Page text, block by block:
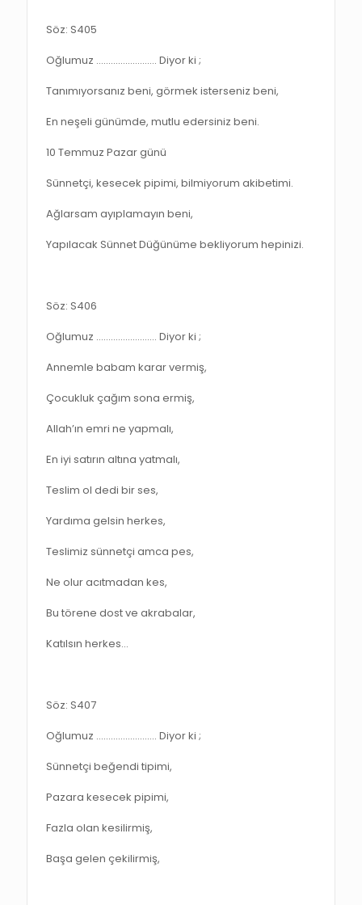
Söz: S405
Oğlumuz ……………………. Diyor ki ;
Tanımıyorsanız beni, görmek isterseniz beni,
En neşeli günümde, mutlu edersiniz beni.
10 Temmuz Pazar günü
Sünnetçi, kesecek pipimi, bilmiyorum akibetimi.
Ağlarsam ayıplamayın beni,
Yapılacak Sünnet Düğünüme bekliyorum hepinizi.
Söz: S406
Oğlumuz ……………………. Diyor ki ;
Annemle babam karar vermiş,
Çocukluk çağım sona ermiş,
Allah’ın emri ne yapmalı,
En iyi satırın altına yatmalı,
Teslim ol dedi bir ses,
Yardıma gelsin herkes,
Teslimiz sünnetçi amca pes,
Ne olur acıtmadan kes,
Bu törene dost ve akrabalar,
Katılsın herkes…
Söz: S407
Oğlumuz ……………………. Diyor ki ;
Sünnetçi beğendi tipimi,
Pazara kesecek pipimi,
Fazla olan kesilirmiş,
Başa gelen çekilirmiş,